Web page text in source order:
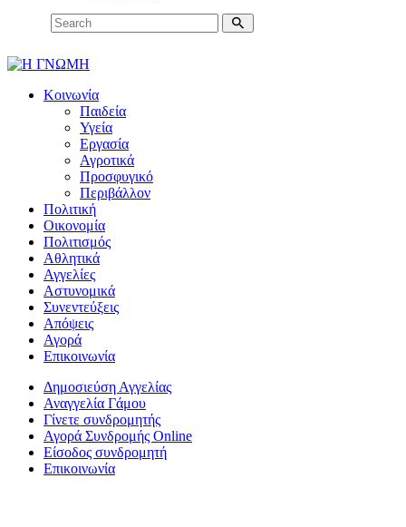
Κοινωνία
Παιδεία
Υγεία
Εργασία
Αγροτικά
Προσφυγικό
Περιβάλλον
Πολιτική
Οικονομία
Πολιτισμός
Αθλητικά
Αγγελίες
Αστυνομικά
Συνεντεύξεις
Απόψεις
Αγορά
Επικοινωνία
Δημοσιεύση Αγγελίας
Αναγγελία Γάμου
Γίνετε συνδρομητής
Αγορά Συνδρομής Online
Είσοδος συνδρομητή
Επικοινωνία